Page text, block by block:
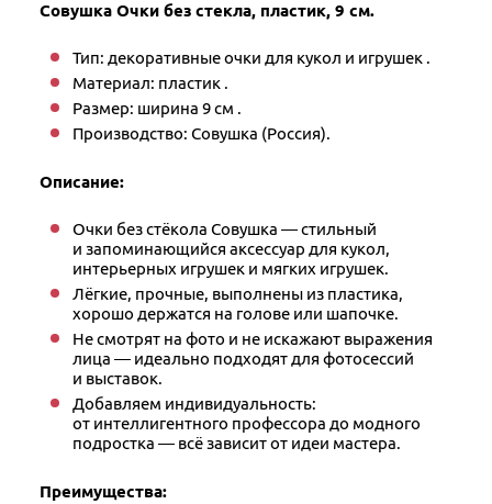
Совушка Очки без стекла, пластик, 9 см.
Тип: декоративные очки для кукол и игрушек .
Материал: пластик .
Размер: ширина 9 см .
Производство: Совушка (Россия).
Описание:
Очки без стёкола Совушка — стильный
и запоминающийся аксессуар для кукол,
интерьерных игрушек и мягких игрушек.
Лёгкие, прочные, выполнены из пластика,
хорошо держатся на голове или шапочке.
Не смотрят на фото и не искажают выражения
лица — идеально подходят для фотосессий
и выставок.
Добавляем индивидуальность:
от интеллигентного профессора до модного
подростка — всё зависит от идеи мастера.
Преимущества: